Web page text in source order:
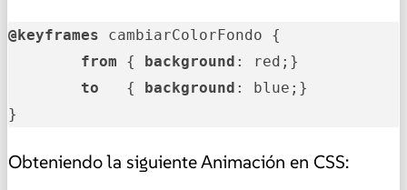
@keyframes cambiarColorFondo {
from { background : red;}
to
   {
background : blue;}
}
Obteniendo la siguiente Animación en CSS: